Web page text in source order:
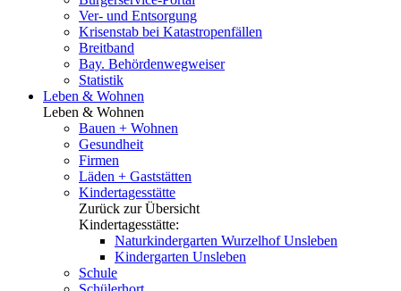
Ver- und Entsorgung
Krisenstab bei Katastropenfällen
Breitband
Bay. Behördenwegweiser
Statistik
Leben & Wohnen
Leben & Wohnen
Bauen + Wohnen
Gesundheit
Firmen
Läden + Gaststätten
Kindertagesstätte
Zurück zur Übersicht
Kindertagesstätte:
Naturkindergarten Wurzelhof Unsleben
Kindergarten Unsleben
Schule